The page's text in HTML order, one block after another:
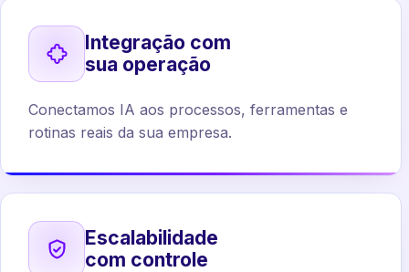
Integração com
sua operação
Conectamos IA aos processos, ferramentas e
rotinas reais da sua empresa.
Escalabilidade
com controle